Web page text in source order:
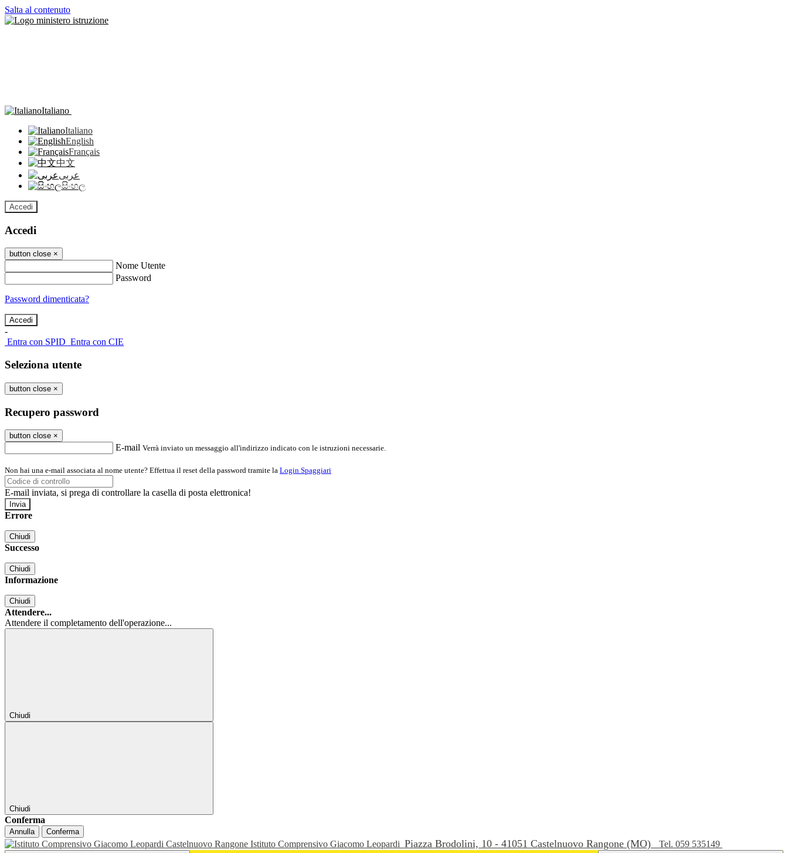
Salta al contenuto
Italiano
Italiano
English
Français
中文
عربى
සිංහල
Accedi
Accedi
button close ×
Nome Utente
Password
Password dimenticata?
-
Entra con SPID Entra con CIE
Seleziona utente
button close ×
Recupero password
button close ×
E-mail Verrà inviato un messaggio all'indirizzo indicato con le istruzioni necessarie.
Non hai una e-mail associata al nome utente? Effettua il reset della password tramite la Login Spaggiari
E-mail inviata, si prega di controllare la casella di posta elettronica!
Errore
Chiudi
Successo
Chiudi
Informazione
Chiudi
Attendere...
Attendere il completamento dell'operazione...
Chiudi
Chiudi
Conferma
Annulla Conferma
Istituto Comprensivo Giacomo Leopardi Piazza Brodolini, 10 - 41051 Castelnuovo Rangone (MO) Tel. 059 535149